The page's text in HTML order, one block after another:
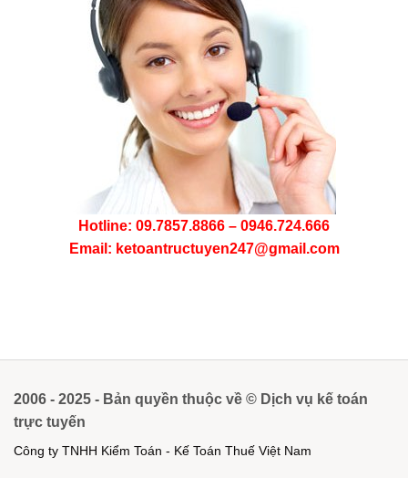
Hotline: 09.7857.8866 – 0946.724.666
Email: ketoantructuyen247@gmail.com
2006 - 2025 - Bản quyền thuộc về © Dịch vụ kế toán
trực tuyến
Công ty TNHH Kiểm Toán - Kế Toán Thuế Việt Nam